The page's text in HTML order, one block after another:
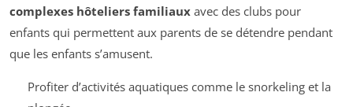
complexes hôteliers familiaux avec des clubs pour
enfants qui permettent aux parents de se détendre pendant
que les enfants s’amusent.
Profiter d’activités aquatiques comme le snorkeling et la